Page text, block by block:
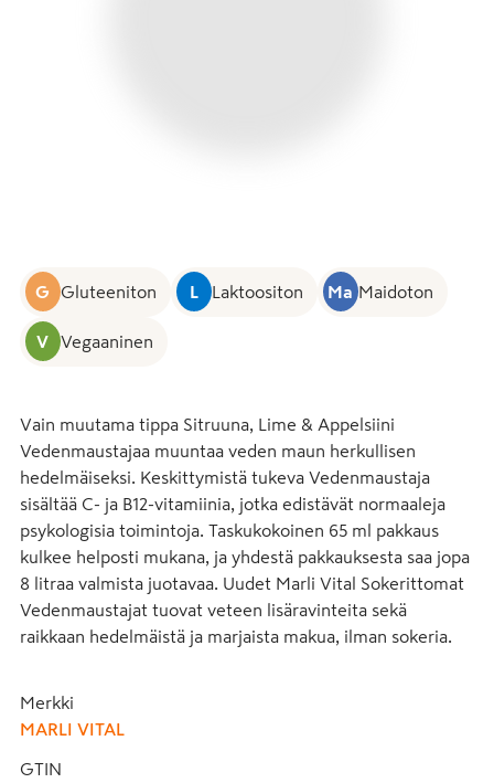
G Gluteeniton L Laktoositon Ma Maidoton
V Vegaaninen
Vain muutama tippa Sitruuna, Lime & Appelsiini
Vedenmaustajaa muuntaa veden maun herkullisen
hedelmäiseksi. Keskittymistä tukeva Vedenmaustaja
sisältää C- ja B12-vitamiinia, jotka edistävät normaaleja
psykologisia toimintoja. Taskukokoinen 65 ml pakkaus
kulkee helposti mukana, ja yhdestä pakkauksesta saa jopa
8 litraa valmista juotavaa. Uudet Marli Vital Sokerittomat
Vedenmaustajat tuovat veteen lisäravinteita sekä
raikkaan hedelmäistä ja marjaista makua, ilman sokeria.
Merkki
MARLI VITAL
GTIN